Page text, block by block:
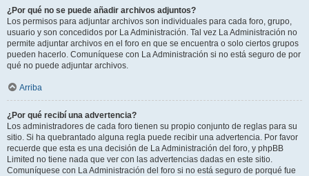
¿Por qué no se puede añadir archivos adjuntos?
Los permisos para adjuntar archivos son individuales para cada foro, grupo,
usuario y son concedidos por La Administración. Tal vez La Administración no
permite adjuntar archivos en el foro en que se encuentra o solo ciertos grupos
pueden hacerlo. Comuníquese con La Administración si no está seguro de por
qué no puede adjuntar archivos.
Arriba
¿Por qué recibí una advertencia?
Los administradores de cada foro tienen su propio conjunto de reglas para su
sitio. Si ha quebrantado alguna regla puede recibir una advertencia. Por favor
recuerde que esta es una decisión de La Administración del foro, y phpBB
Limited no tiene nada que ver con las advertencias dadas en este sitio.
Comuníquese con La Administración del foro si no está seguro de porqué fue